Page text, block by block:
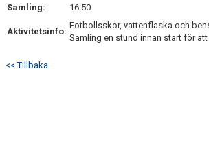
DOKUMENT
Samling:
16:50
Aktivitetsinfo:
Fotbollsskor, vattenflaska och
Samling en stund innan start för att
<< Tillbaka